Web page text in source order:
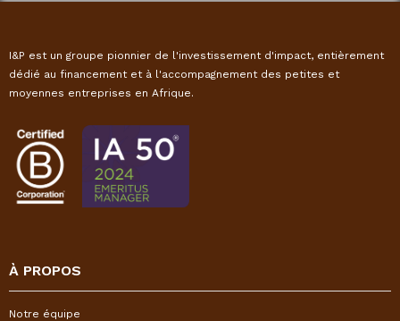
I&P est un groupe pionnier de l'investissement d'impact, entièrement
dédié au financement et à l'accompagnement des petites et
moyennes entreprises en Afrique.
À PROPOS
Notre équipe